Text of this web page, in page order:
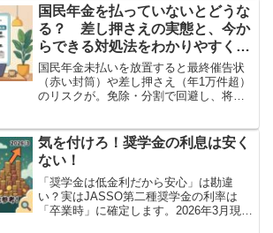
し、明るい明日のための家計を作りまし
ょう。
国民年金を払っていないとどうな
る？ 差し押さえの実態と、今か
らできる対処法をわかりやすく解
説
国民年金未払いを放置すると最終催告状
（赤い封筒）や差し押さえ（年1万件超）
のリスクが。免除・分割で回避し、将来
げ）の比較、在職老齢年金（2026年4月改
正で65万円まで全額支給）、税金、健康
保険、再雇用の組み合わせまで、親しみ
やすく最適解をお伝えします。早めの相
談で安心老後を！
気を付けろ！奨学金の利息は安く
ない！
「奨学金は低金利だから安心」は勘違
い？実はJASSO第二種奨学金の利率は
「卒業時」に確定します。2026年3月現